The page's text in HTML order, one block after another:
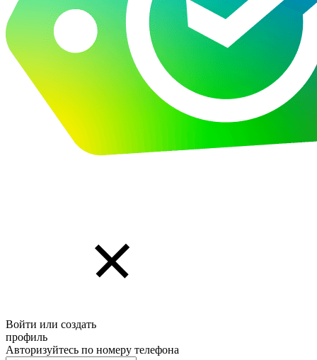
Войти или создать
профиль
Авторизуйтесь по номеру телефона